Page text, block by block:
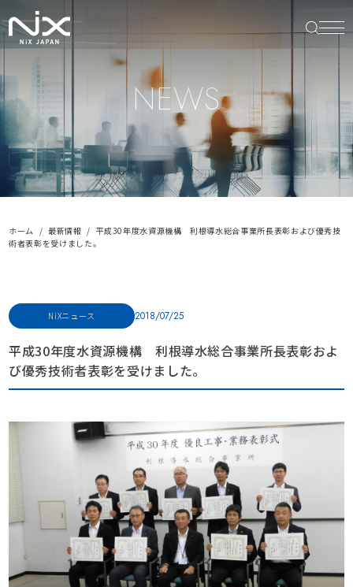
NEWS
ホーム 最新情報
平成30年度水資源機構 利根導水総合事業所長表彰および優秀技
術者表彰を受けました。
NiXニュース 2018/07/25
平成30年度水資源機構 利根導水総合事業所長表彰およ
び優秀技術者表彰を受けました。